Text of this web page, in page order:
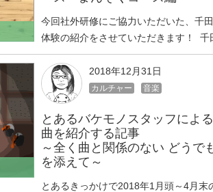
今回社外研修にご協力いただいた、千
体験の紹介をさせていただきます！
2018年12月31日
カルチャー 音楽
とあるバケモノスタッフによ
曲を紹介する記事
～全く曲と関係のない どうで
を添えて～
とあるきっかけで2018年1月頭～4月末